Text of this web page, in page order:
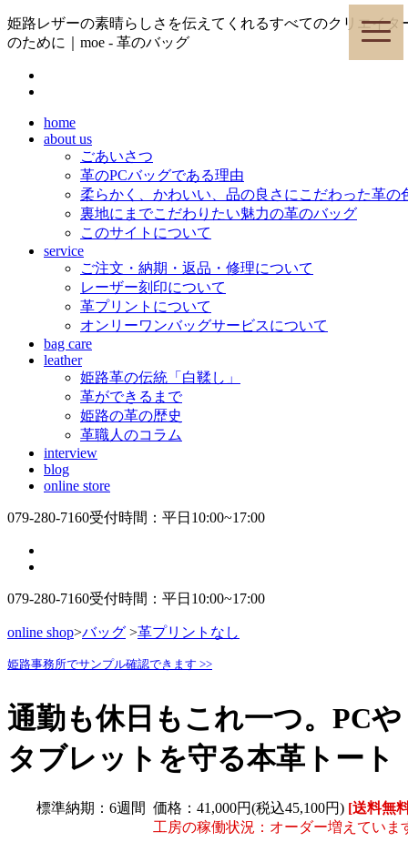
toggle
姫路レザーの素晴らしさを伝えてくれるすべてのクリエイタ
のために｜moe - 革のバッグ
home
about us
ごあいさつ
革のPCバッグである理由
柔らかく、かわいい、品の良さにこだわった革の
裏地にまでこだわりたい魅力の革のバッグ
このサイトについて
service
ご注文・納期・返品・修理について
レーザー刻印について
革プリントについて
オンリーワンバッグサービスについて
bag care
leather
姫路革の伝統「白鞣し」
革ができるまで
姫路の革の歴史
革職人のコラム
interview
blog
online store
079-280-7160受付時間：平日10:00~17:00
079-280-7160受付時間：平日10:00~17:00
online shop>バッグ >革プリントなし
姫路事務所でサンプル確認できます >>
通勤も休日もこれ一つ。PCや
タブレットを守る本革トート
価格：41,000円(税込45,100円) [送料無
標準納期：6週間
工房の稼働状況：オーダー増えていま